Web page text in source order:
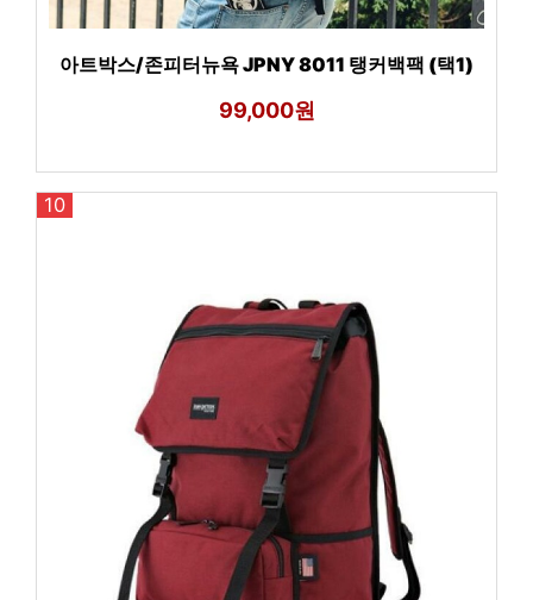
아트박스/존피터뉴욕 JPNY 8011 탱커백팩 (택1)
99,000원
10